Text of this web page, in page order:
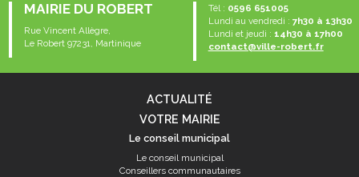
MAIRIE DU ROBERT
Rue Vincent Allègre,
Le Robert 97231, Martinique
Tél : 0596 651005
Lundi au vendredi : 7h30 à 13h30
Lundi et jeudi : 14h30 à 17h00
contact@ville-robert.fr
ACTUALITÉ
VOTRE MAIRIE
Le conseil municipal
Le conseil municipal
Conseillers communautaires